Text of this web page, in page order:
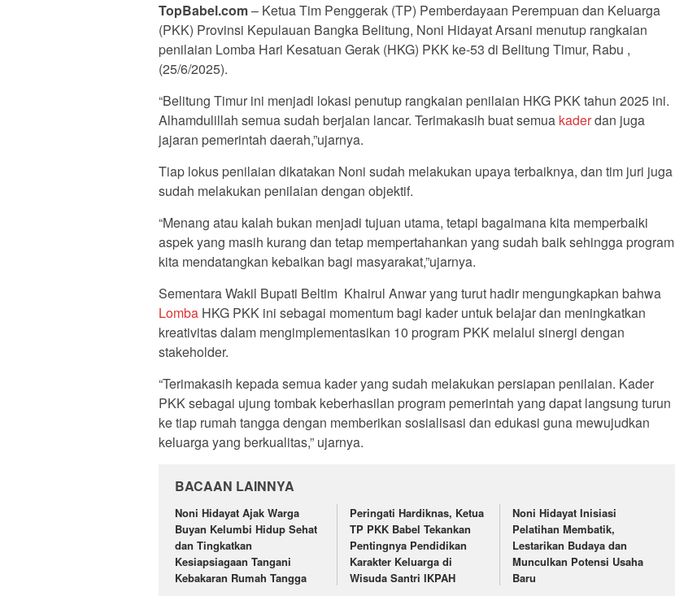
TopBabel.com– Ketua Tim Penggerak (TP) Pemberdayaan Perempuan dan Keluarga
(PKK) Provinsi Kepulauan Bangka Belitung, Noni Hidayat Arsani menutup rangkaian
penilaian Lomba Hari Kesatuan Gerak (HKG) PKK ke-53 di Belitung Timur, Rabu ,
(25/6/2025).
“Belitung Timur ini menjadi lokasi penutup rangkaian penilaian HKG PKK tahun 2025 ini.
Alhamdulillah semua sudah berjalan lancar. Terimakasih buat semua kaderdan juga
jajaran pemerintah daerah,”ujarnya.
Tiap lokus penilaian dikatakan Noni sudah melakukan upaya terbaiknya, dan tim juri juga
sudah melakukan penilaian dengan objektif.
“Menang atau kalah bukan menjadi tujuan utama, tetapi bagaimana kita memperbaiki
aspek yang masih kurang dan tetap mempertahankan yang sudah baik sehingga program
kita mendatangkan kebaikan bagi masyarakat,”ujarnya.
Sementara Wakil Bupati Beltim Khairul Anwar yang turut hadir mengungkapkan bahwa
Lomba HKG PKK ini sebagai momentum bagi kader untuk belajar dan meningkatkan
kreativitas dalam mengimplementasikan 10 program PKK melalui sinergi dengan
stakeholder.
“Terimakasih kepada semua kader yang sudah melakukan persiapan penilaian. Kader
PKK sebagai ujung tombak keberhasilan program pemerintah yang dapat langsung turun
ke tiap rumah tangga dengan memberikan sosialisasi dan edukasi guna mewujudkan
keluarga yang berkualitas,” ujarnya.
BACAAN LAINNYA
Noni Hidayat Ajak Warga
Buyan Kelumbi Hidup Sehat
dan Tingkatkan
Kesiapsiagaan Tangani
Kebakaran Rumah Tangga
Peringati Hardiknas, Ketua
TP PKK Babel Tekankan
Pentingnya Pendidikan
Karakter Keluarga di
Wisuda Santri IKPAH
Noni Hidayat Inisiasi
Pelatihan Membatik,
Lestarikan Budaya dan
Munculkan Potensi Usaha
Baru